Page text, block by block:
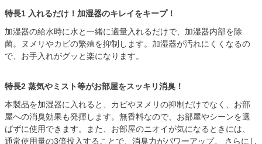
特長1 入れるだけ！加湿器のキレイをキープ！
加湿器の給水時に水と一緒に適量入れるだけで、加湿器内部を除
菌。ヌメリやカビの繁殖を抑制します。加湿器が汚れにくくなるの
で、お手入れがグッと楽になります。
特長2 蒸気やミスト等がお部屋をスッキリ消臭！
本製品を加湿器に入れると、カビやヌメリの抑制だけでなく、お部
屋への消臭効果も発揮します。無香料なので、お部屋やシーンを選
ばずに使用できます。また、お部屋のニオイが気になるときには、
通常使用量の3倍投入することで、消臭力がパワーアップ。 さらにし